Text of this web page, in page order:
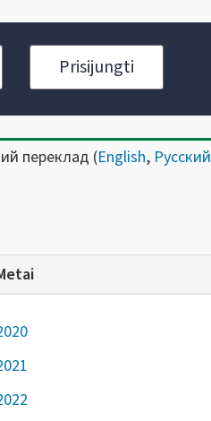
Prisijungti
переклад (English, Русский